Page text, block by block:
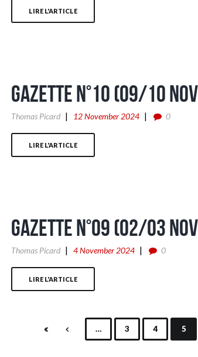
LIRE L'ARTICLE
Gazette n°10 (09/10
Thomas Picard 12 November 2024 0
LIRE L'ARTICLE
Gazette n°09 (02/03
Thomas Picard 4 November 2024 0
LIRE L'ARTICLE
… 3 4 5